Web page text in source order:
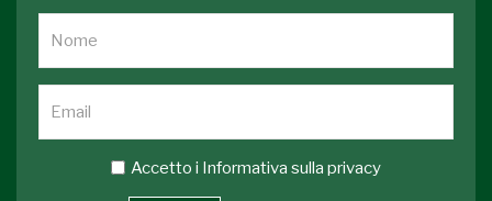
Accetto i Informativa sulla privacy